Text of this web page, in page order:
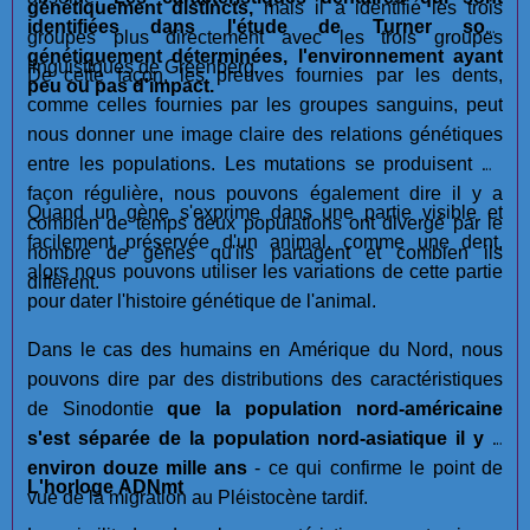
génétiquement distincts,mais il a identifié les trois
groupes plus directement avec les trois groupes
linguistiques de Greenberg.
identifiées dans l'étude de Turner sont
génétiquement déterminées, l'environnement ayant
peu ou pas d'impact.
De cette façon, les preuves fournies par les dents,
comme celles fournies par les groupes sanguins, peut
nous donner une image claire des relations génétiques
entre les populations. Les mutations se produisent de
façon régulière, nous pouvons également dire il y a
combien de temps deux populations ont divergé par le
nombre de gènes qu'ils partagent et combien ils
diffèrent.
Quand un gène s'exprime dans une partie visible et
facilement préservée d'un animal, comme une dent,
alors nous pouvons utiliser les variations de cette partie
pour dater l'histoire génétique de l'animal.
Dans le cas des humains en Amérique du Nord, nous
pouvons dire par des distributions des caractéristiques
de Sinodontie que la population nord-américaine
s'est séparée de la population nord-asiatique il y a
environ douze mille ans - ce qui confirme le point de
vue de la migration au Pléistocène tardif.
L'horloge ADNmt